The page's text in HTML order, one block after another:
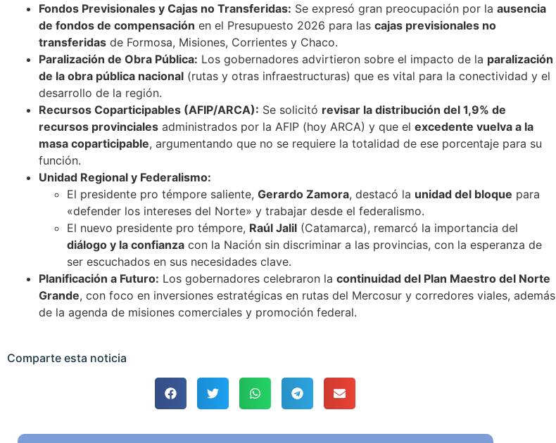
Fondos Previsionales y Cajas no Transferidas: Se expresó gran preocupación por la ausencia
de fondos de compensación en el Presupuesto 2026 para las cajas previsionales no
transferidas de Formosa, Misiones, Corrientes y Chaco.
Paralización de Obra Pública: Los gobernadores advirtieron sobre el impacto de la paralización
de la obra pública nacional (rutas y otras infraestructuras) que es vital para la conectividad y el
desarrollo de la región.
Recursos Coparticipables (AFIP/ARCA): Se solicitó revisar la distribución del 1,9% de
recursos provinciales administrados por la AFIP (hoy ARCA) y que el excedente vuelva a la
masa coparticipable, argumentando que no se requiere la totalidad de ese porcentaje para su
función.
Unidad Regional y Federalismo:
El presidente pro témpore saliente, Gerardo Zamora, destacó la unidad del bloque para
«defender los intereses del Norte» y trabajar desde el federalismo.
El nuevo presidente pro témpore, Raúl Jalil (Catamarca), remarcó la importancia del
diálogo y la confianza con la Nación sin discriminar a las provincias, con la esperanza de
ser escuchados en sus necesidades clave.
Planificación a Futuro: Los gobernadores celebraron la continuidad del Plan Maestro del Norte
Grande, con foco en inversiones estratégicas en rutas del Mercosur y corredores viales, además
de la agenda de misiones comerciales y promoción federal.
Comparte esta noticia